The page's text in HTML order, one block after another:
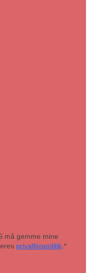
må gemme mine
privatlivspolitik.*